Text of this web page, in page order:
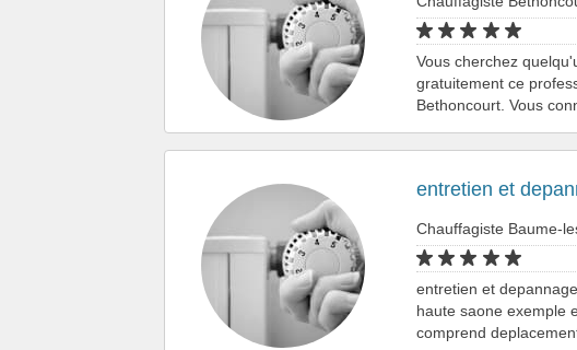
Vous cherchez
gratuitement ce
Bethoncourt. Vous
entretien et
Chauffagiste Baume-
entretien et
haute saone exemple
comprend